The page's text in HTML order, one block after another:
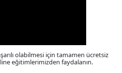
olabilmesi için tamamen ücretsiz
eğitimlerimizden faydalanın.